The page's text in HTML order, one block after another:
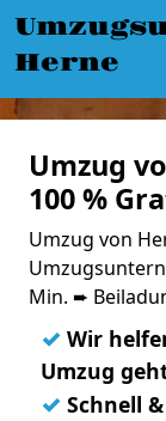
Herne
Umzug
100 %
Umzug von
Min. ➨
✓ Wir
Umzug
✓ Schnell